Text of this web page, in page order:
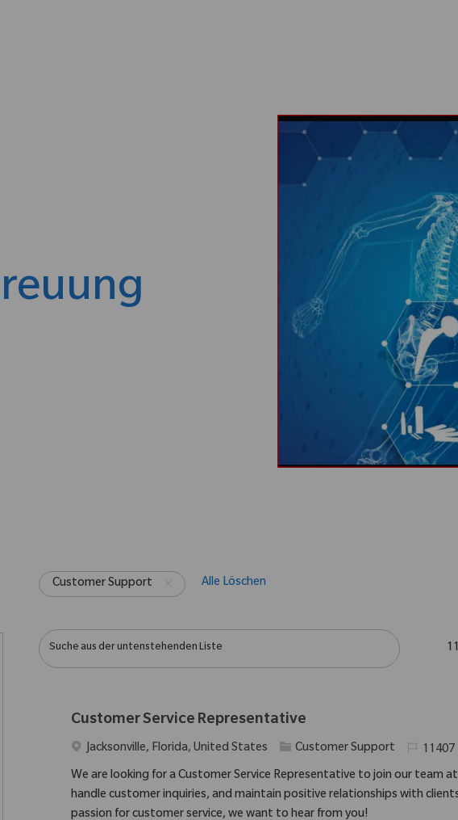
Customer Support Alle Löschen
Suche aus der untenstehenden Liste
11
Customer Service Representative
Ort Jacksonville, Florida, United States Kategorie
Customer Support
11407
We are looking for a Customer Service Representative to join our team
handle customer inquiries, and maintain positive relationships with
passion for customer service, we want to hear from you!